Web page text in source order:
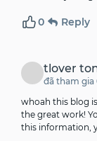
0 Reply
tlover
đã tham gia
whoah this blog
the great work!
this information,